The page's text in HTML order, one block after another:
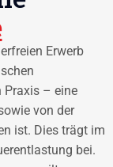
Erwerb
Praxis – eine
von der
ist. Dies trägt im
bei.